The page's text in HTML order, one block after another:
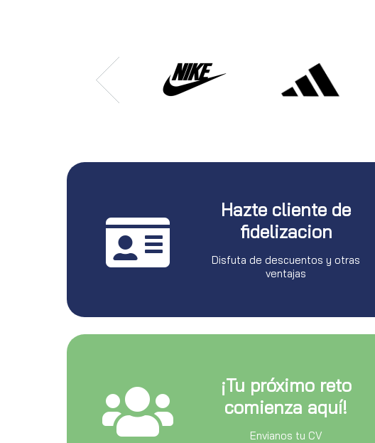
Hazte cliente de
fidelizacion
Disfuta de descuentos y otras
ventajas
¡Tu próximo reto
comienza aquí!
Envianos tu CV